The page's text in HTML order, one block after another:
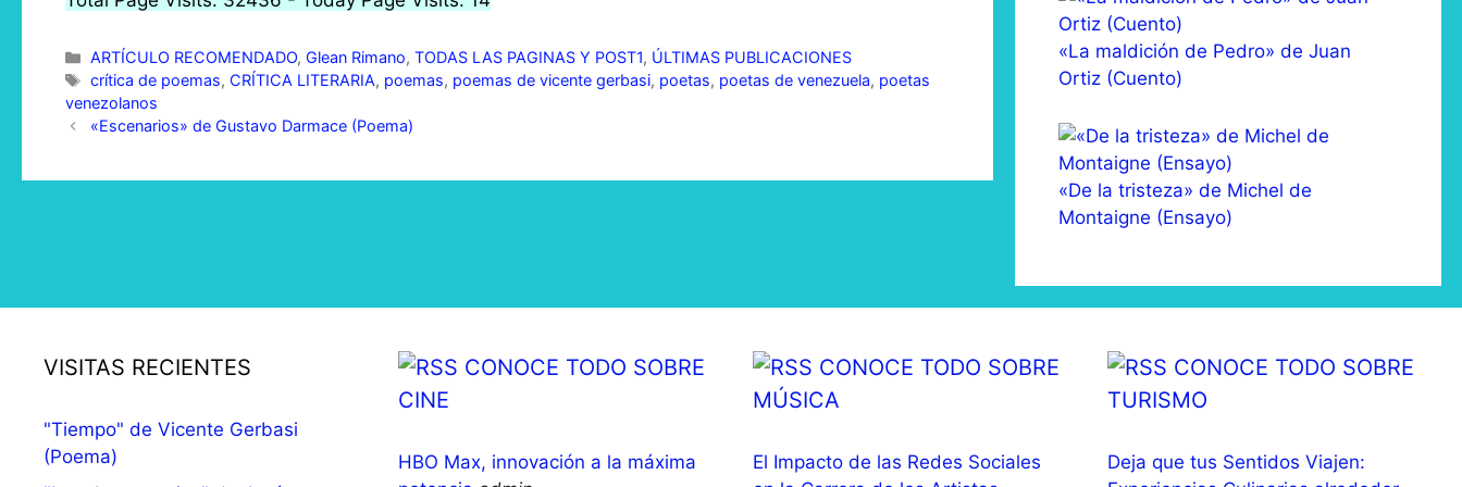
ARTÍCULO RECOMENDADO, Glean Rimano, TODAS LAS PAGINAS Y POST1, ÚLTIMAS PUBLICACIONES
crítica de poemas, CRÍTICA LITERARIA, poemas, poemas de vicente gerbasi, poetas, poetas de venezuela, poetas
venezolanos
«Escenarios» de Gustavo Darmace (Poema)
«La maldición de Pedro» de Juan
Ortiz (Cuento)
«De la tristeza» de Michel de
Montaigne (Ensayo)
VISITAS RECIENTES
"Tiempo" de Vicente Gerbasi
(Poema)
CONOCE TODO SOBRE
CINE
HBO Max, innovación a la máxima
CONOCE TODO SOBRE
MÚSICA
El Impacto de las Redes Sociales
CONOCE TODO SOBRE
TURISMO
Deja que tus Sentidos Viajen: